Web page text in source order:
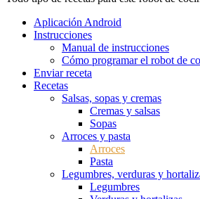
Aplicación Android
Instrucciones
Manual de instrucciones
Cómo programar el robot de
Enviar receta
Recetas
Salsas, sopas y cremas
Cremas y salsas
Sopas
Arroces y pasta
Arroces
Pasta
Legumbres, verduras y
Legumbres